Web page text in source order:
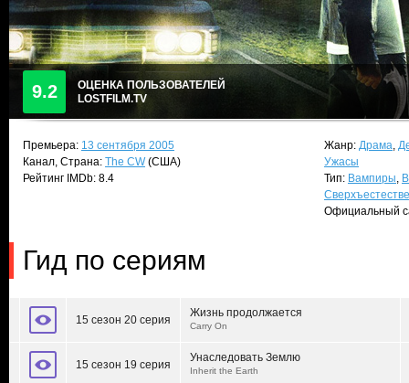
9.2
ОЦЕНКА ПОЛЬЗОВАТЕЛЕЙ
LOSTFILM.TV
Премьера: 13 сентября 2005
Канал, Страна: The CW(США)
Рейтинг IMDb: 8.4
Жанр: Драма,
Ужасы
Тип: Вампиры,
Официальный
Гид по сериям
15 сезон 20 серия
Жизнь продолжается
Carry On
15 сезон 19 серия
Унаследовать Землю
Inherit the Earth